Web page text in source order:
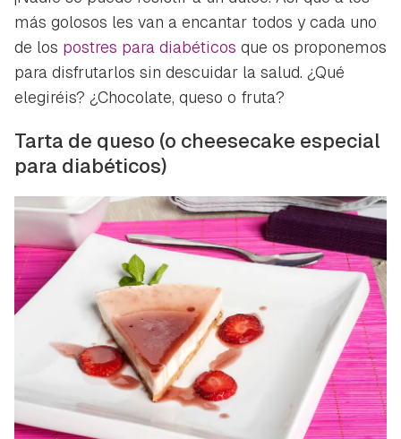
más golosos les van a encantar todos y cada uno
de los postres para diabéticos que os proponemos
para disfrutarlos sin descuidar la salud. ¿Qué
elegiréis? ¿Chocolate, queso o fruta?
Tarta de queso (o cheesecake especial
para diabéticos)